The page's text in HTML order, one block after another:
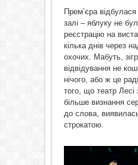
Прем’єра
залі – яблуку не
реєстрацію на
кілька днів через
охочих. Мабуть,
відвідування не
нічого, або ж це
того, що театр Лесі
більше визнання
до слова,
строкатою.